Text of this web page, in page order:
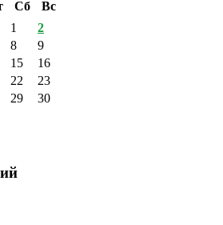
Сб
Вс
1
2
8
9
15
16
22
23
29
30